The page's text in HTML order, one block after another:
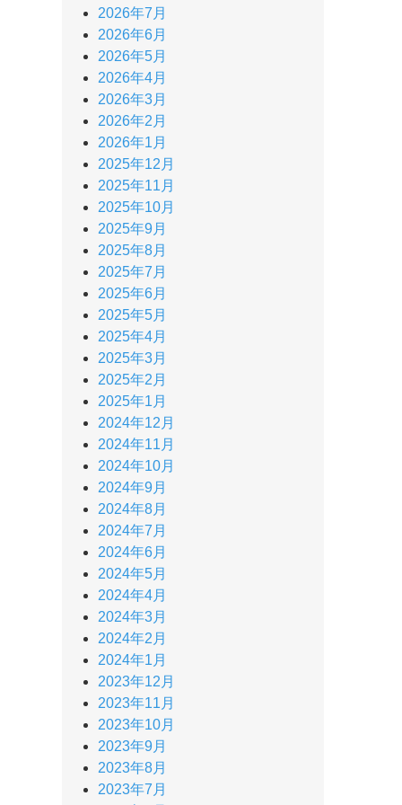
2026年7月
2026年6月
2026年5月
2026年4月
2026年3月
2026年2月
2026年1月
2025年12月
2025年11月
2025年10月
2025年9月
2025年8月
2025年7月
2025年6月
2025年5月
2025年4月
2025年3月
2025年2月
2025年1月
2024年12月
2024年11月
2024年10月
2024年9月
2024年8月
2024年7月
2024年6月
2024年5月
2024年4月
2024年3月
2024年2月
2024年1月
2023年12月
2023年11月
2023年10月
2023年9月
2023年8月
2023年7月